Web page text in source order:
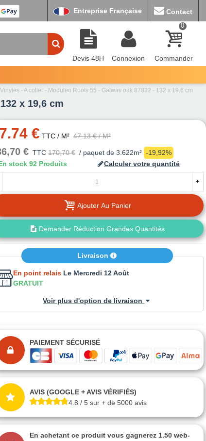
Entreprise Française Contact
Devis 48H Connexion
0
Commander
- A coller - Moduleo Roots 55 - Galway oak 87832 - 132 x 19,6 cm
x 19,6 cm
€ TTC/ M² 47.13 € / M²
€ TTC 170,70 € / paquet de 3.622m² -19,92%
stock 92 Produits Calculer votre quantité
+
Ajouter Au Panier
Demander Réduction Grandes Quantités
Livraison
En point relais Le Mercredi 12 Août
GRATUIT
Voir plus d'option de livraison
PAIEMENT SÉCURISÉ
AVIS (GOOGLE + AVIS VÉRIFIÉS)
4.8 / 5 sur + de 5000 avis
En achetant ce produit vous gagnerez 1.50 web-